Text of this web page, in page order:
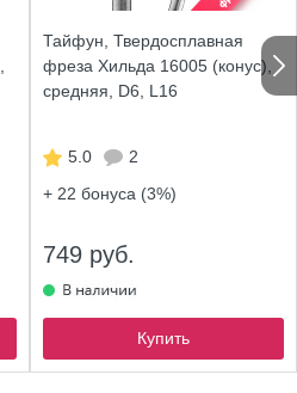
Тайфун, Твердосплавная
фреза Хильда 16005 (конус),
средняя, D6, L16
5.0
2
+ 22 бонуса (3%)
749 руб.
Купить